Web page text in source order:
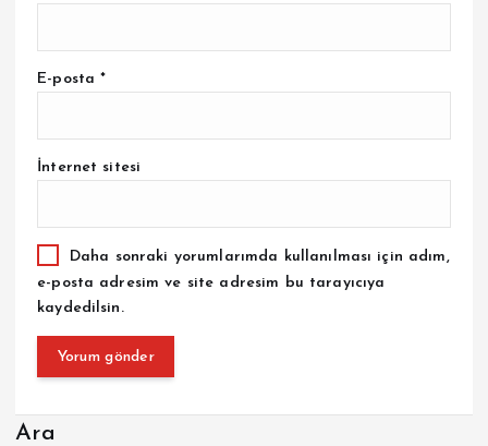
E-posta*
İnternet sitesi
Daha sonraki yorumlarımda kullanılması için adım,
e-posta adresim ve site adresim bu tarayıcıya
kaydedilsin.
Ara